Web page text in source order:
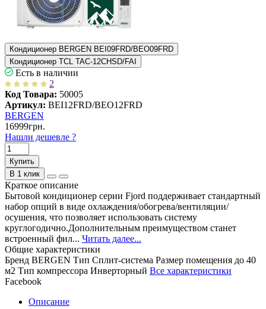
Кондиционер BERGEN BEI09FRD/BEO09FRD
Кондиционер TCL TAC-12CHSD/FAI
Есть в наличии
2
Код Товара: 50005
Артикул: BEI12FRD/BEO12FRD
BERGEN
16999грн.
Нашли дешевле ?
Купить
В 1 клик
Краткое описание
Бытовой кондиционер серии Fjord поддерживает стандартный
набор опций в виде охлаждения/обогрева/вентиляции/
осушения, что позволяет использовать систему
круглогодично.Дополнительным преимуществом станет
встроенный фил... Читать далее...
Общие характеристики
Бренд BERGEN Тип Сплит-система Размер помещения до 40
м2 Тип компрессора Инверторный Все характеристики
Facebook
Описание